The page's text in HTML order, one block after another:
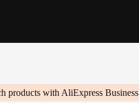
products with AliExpress Business